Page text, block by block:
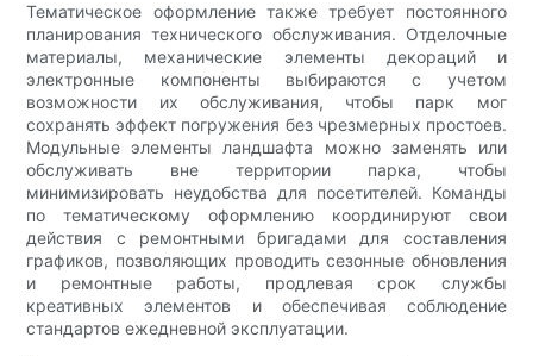
Тематическое оформление также требует постоянного
планирования технического обслуживания. Отделочные
материалы, механические элементы декораций и
электронные компоненты выбираются с учетом
возможности их обслуживания, чтобы парк мог
сохранять эффект погружения без чрезмерных простоев.
Модульные элементы ландшафта можно заменять или
обслуживать вне территории парка, чтобы
минимизировать неудобства для посетителей. Команды
по тематическому оформлению координируют свои
действия с ремонтными бригадами для составления
графиков, позволяющих проводить сезонные обновления
и ремонтные работы, продлевая срок службы
креативных элементов и обеспечивая соблюдение
стандартов ежедневной эксплуатации.